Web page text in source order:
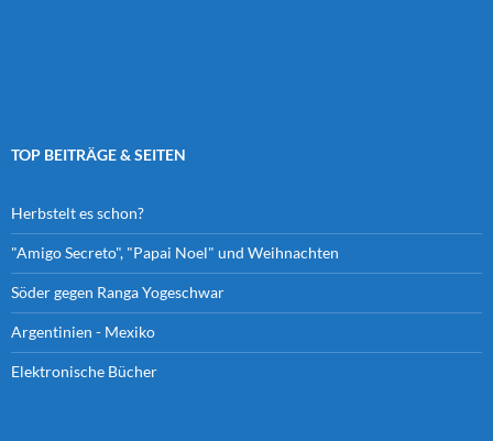
TOP BEITRÄGE & SEITEN
Herbstelt es schon?
"Amigo Secreto", "Papai Noel" und Weihnachten
Söder gegen Ranga Yogeschwar
Argentinien - Mexiko
Elektronische Bücher